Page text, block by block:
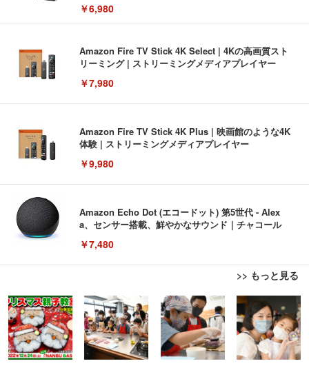
￥6,980
Amazon Fire TV Stick 4K Select | 4Kの高画質スト
リーミング | ストリーミングメディアプレイヤー
￥7,980
Amazon Fire TV Stick 4K Plus | 映画館のような4K
体験 | ストリーミングメディアプレイヤー
￥9,980
Amazon Echo Dot (エコードット) 第5世代 - Alex
a、センサー搭載、鮮やかなサウンド｜チャコール
￥7,480
>> もっと見る
[EdoErgo] オフィスチェア 椅子 テレワーク 疲れな
い 跳ね上げ式アームレスト コンパクト 約105度ロッ
キング pc 事務椅子 360度回転 座面昇降 強化ナイロ
ン樹脂ベース 通気性メッシュ 在宅ワーク H-WY01
(黒網+黒枠+黒足)
￥5,699
EIZO ビジネス向けプレミアムモニター | FlexScan
EV3240X-WT | 31.5型4K UHD・USB Type-C・ホワ
イト
￥105,595
Amazonベーシック ペットシーツ 薄型 レギュラー 1
回使い捨て 無香料 ホワイト 300枚
￥3,373